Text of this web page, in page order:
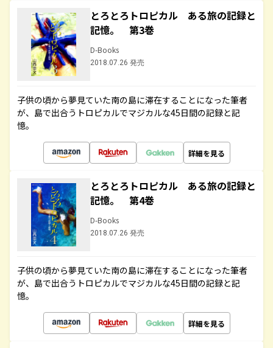
とろとろトロピカル ある旅の記録と
記憶。 第3巻
D-Books
2018.07.26 発売
子供の頃から夢見ていた南の島に滞在することになった筆者
が、島で出合うトロピカルでマジカルな45日間の記録と記
憶。
詳細を見る
とろとろトロピカル ある旅の記録と
記憶。 第4巻
D-Books
2018.07.26 発売
子供の頃から夢見ていた南の島に滞在することになった筆者
が、島で出合うトロピカルでマジカルな45日間の記録と記
憶。
詳細を見る